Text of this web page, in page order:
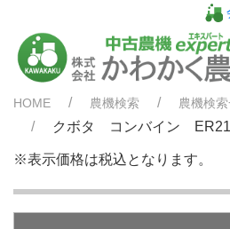
HOME 農機検索 農機検
クボタ コンバイン
※表示価格は税込となります。